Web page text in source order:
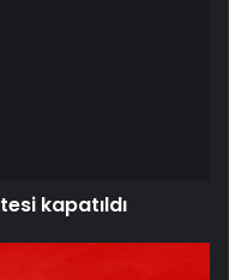
kapatıldı